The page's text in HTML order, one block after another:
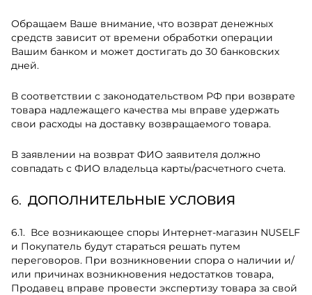
Обращаем Ваше внимание, что возврат денежных
средств зависит от времени обработки операции
Вашим банком и может достигать до 30 банковских
дней.
В соответствии с законодательством РФ при возврате
товара надлежащего качества мы вправе удержать
свои расходы на доставку возвращаемого товара.
В заявлении на возврат ФИО заявителя должно
совпадать с ФИО владельца карты/расчетного счета.
ДОПОЛНИТЕЛЬНЫЕ УСЛОВИЯ
Все возникающее споры Интернет-магазин NUSELF
и Покупатель будут стараться решать путем
переговоров. При возникновении спора о наличии и/
или причинах возникновения недостатков товара,
Продавец вправе провести экспертизу товара за свой